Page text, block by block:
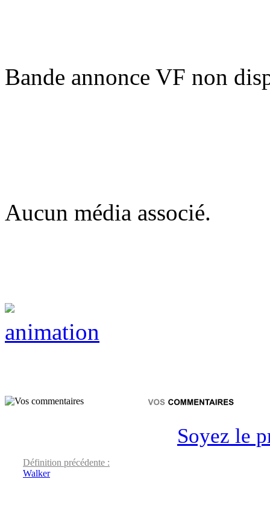
Bande annonce VF non
Aucun média associé.
animation
Soyez le
Définition précédente :
Walker